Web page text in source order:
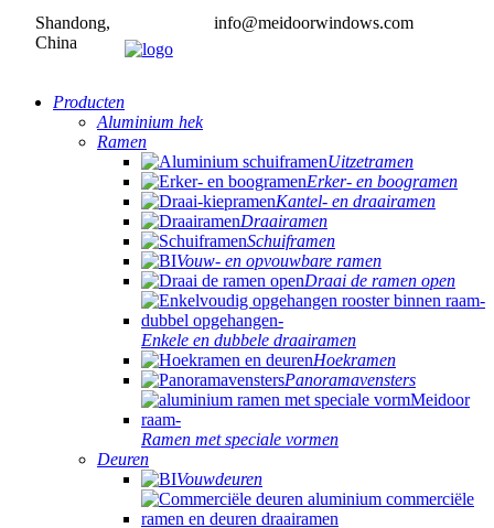
Shandong,
China
info@meidoorwindows.com
Producten
Aluminium hek
Ramen
Uitzetramen
Erker- en boogramen
Kantel- en draairamen
Draairamen
Schuiframen
Vouw- en opvouwbare ramen
Draai de ramen open
Enkele en dubbele draairamen
Hoekramen
Panoramavensters
Ramen met speciale vormen
Deuren
Vouwdeuren